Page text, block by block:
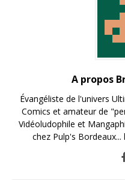
A propos
Évangéliste de l'univers
Comics et amateur de
Vidéoludophile et
chez Pulp's